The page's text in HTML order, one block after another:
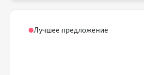
Лучшее предложение